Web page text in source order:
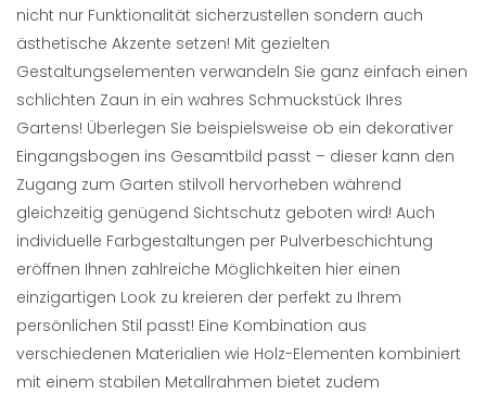
nicht nur Funktionalität sicherzustellen sondern auch
ästhetische Akzente setzen! Mit gezielten
Gestaltungselementen verwandeln Sie ganz einfach einen
schlichten Zaun in ein wahres Schmuckstück Ihres
Gartens! Überlegen Sie beispielsweise ob ein dekorativer
Eingangsbogen ins Gesamtbild passt – dieser kann den
Zugang zum Garten stilvoll hervorheben während
gleichzeitig genügend Sichtschutz geboten wird! Auch
individuelle Farbgestaltungen per Pulverbeschichtung
eröffnen Ihnen zahlreiche Möglichkeiten hier einen
einzigartigen Look zu kreieren der perfekt zu Ihrem
persönlichen Stil passt! Eine Kombination aus
verschiedenen Materialien wie Holz-Elementen kombiniert
mit einem stabilen Metallrahmen bietet zudem